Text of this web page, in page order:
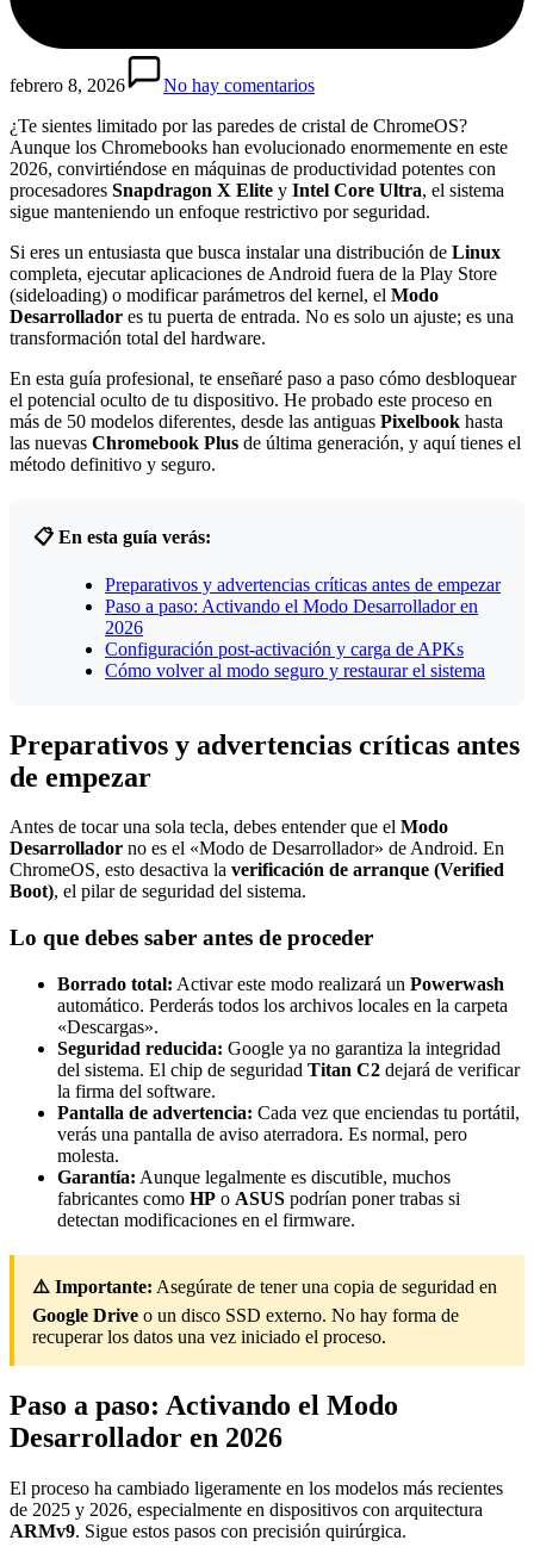
febrero 8, 2026
No hay comentarios
¿Te sientes limitado por las paredes de cristal de ChromeOS?
Aunque los Chromebooks han evolucionado enormemente en este
2026, convirtiéndose en máquinas de productividad potentes con
procesadores Snapdragon X Elite y Intel Core Ultra, el sistema
sigue manteniendo un enfoque restrictivo por seguridad.
Si eres un entusiasta que busca instalar una distribución de Linux
completa, ejecutar aplicaciones de Android fuera de la Play Store
(sideloading) o modificar parámetros del kernel, el Modo
Desarrollador es tu puerta de entrada. No es solo un ajuste; es una
transformación total del hardware.
En esta guía profesional, te enseñaré paso a paso cómo desbloquear
el potencial oculto de tu dispositivo. He probado este proceso en
más de 50 modelos diferentes, desde las antiguas Pixelbook hasta
las nuevas Chromebook Plus de última generación, y aquí tienes el
método definitivo y seguro.
📋 En esta guía verás:
Preparativos y advertencias críticas antes de empezar
Paso a paso: Activando el Modo Desarrollador en
2026
Configuración post-activación y carga de APKs
Cómo volver al modo seguro y restaurar el sistema
Preparativos y advertencias críticas antes
de empezar
Antes de tocar una sola tecla, debes entender que el Modo
Desarrollador no es el «Modo de Desarrollador» de Android. En
ChromeOS, esto desactiva la verificación de arranque (Verified
Boot), el pilar de seguridad del sistema.
Lo que debes saber antes de proceder
Borrado total: Activar este modo realizará un Powerwash
automático. Perderás todos los archivos locales en la carpeta
«Descargas».
Seguridad reducida: Google ya no garantiza la integridad
del sistema. El chip de seguridad Titan C2 dejará de verificar
la firma del software.
Pantalla de advertencia: Cada vez que enciendas tu portátil,
verás una pantalla de aviso aterradora. Es normal, pero
molesta.
Garantía: Aunque legalmente es discutible, muchos
fabricantes como HP o ASUS podrían poner trabas si
detectan modificaciones en el firmware.
⚠️ Importante: Asegúrate de tener una copia de seguridad en
Google Drive o un disco SSD externo. No hay forma de
recuperar los datos una vez iniciado el proceso.
Paso a paso: Activando el Modo
Desarrollador en 2026
El proceso ha cambiado ligeramente en los modelos más recientes
de 2025 y 2026, especialmente en dispositivos con arquitectura
ARMv9. Sigue estos pasos con precisión quirúrgica.